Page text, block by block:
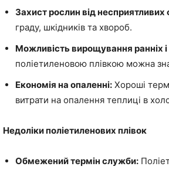
Захист рослин від несприятливих
граду, шкідників та хвороб.
Можливість вирощування ранніх і
поліетиленовою плівкою можна
Економія на опаленні: Хороші
витрати на опалення теплиці в
Недоліки поліетиленових плівок
Обмежений термін служби: